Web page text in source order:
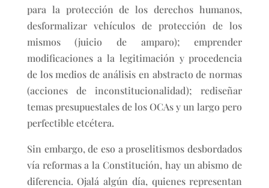
para la protección de los derechos humanos,
desformalizar vehículos de protección de los
mismos (juicio de amparo); emprender
modificaciones a la legitimación y procedencia
de los medios de análisis en abstracto de normas
(acciones de inconstitucionalidad); rediseñar
temas presupuestales de los OCAs y un largo pero
perfectible etcétera.
Sin embargo, de eso a proselitismos desbordados
vía reformas a la Constitución, hay un abismo de
diferencia. Ojalá algún día, quienes representan